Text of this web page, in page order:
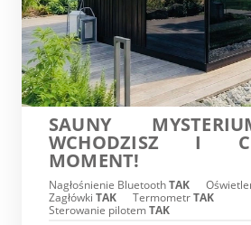
SAUNY
WCHODZISZ I
MOMENT!
Nagłośnienie BluetoothTAK
Zagłówki TAK TermometrTAK
Sterowanie pilotemTAK